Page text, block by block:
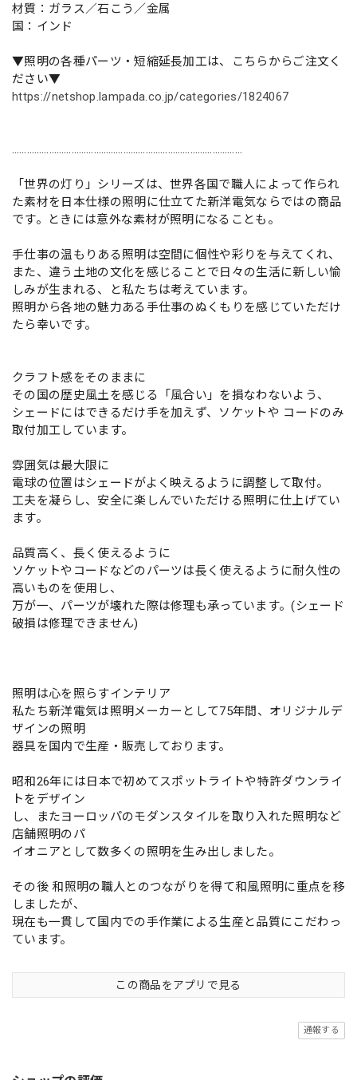
材質：ガラス／石こう／金属
国：インド
▼照明の各種パーツ・短縮延長加工は、こちらからご注文く
ださい▼
https://netshop.lampada.co.jp/categories/1824067
「世界の灯り」シリーズは、世界各国で職人によって作られ
た素材を日本仕様の照明に仕立てた新洋電気ならではの商品
です。ときには意外な素材が照明になることも。
手仕事の温もりある照明は空間に個性や彩りを与えてくれ、
また、違う土地の文化を感じることで日々の生活に新しい愉
しみが生まれる、と私たちは考えています。
照明から各地の魅力ある手仕事のぬくもりを感じていただけ
たら幸いです。
クラフト感をそのままに
その国の歴史風土を感じる「風合い」を損なわないよう、
シェードにはできるだけ手を加えず、ソケットや コードのみ
取付加工しています。
雰囲気は最大限に
電球の位置はシェードがよく映えるように調整して取付。
工夫を凝らし、安全に楽しんでいただける照明に仕上げてい
ます。
品質高く、長く使えるように
ソケットやコードなどのパーツは長く使えるように耐久性の
高いものを使用し、
万が一、パーツが壊れた際は修理も承っています。(シェード
破損は修理できません)
照明は心を照らすインテリア
私たち新洋電気は照明メーカーとして75年間、オリジナルデ
ザインの照明
器具を国内で生産・販売しております。
昭和26年には日本で初めてスポットライトや特許ダウンライ
トをデザイン
し、またヨーロッパのモダンスタイルを取り入れた照明など
店舗照明のパ
イオニアとして数多くの照明を生み出しました。
その後 和照明の職人とのつながりを得て和風照明に重点を移
しましたが、
現在も一貫して国内での手作業による生産と品質にこだわっ
ています。
この商品をアプリで見る
通報する